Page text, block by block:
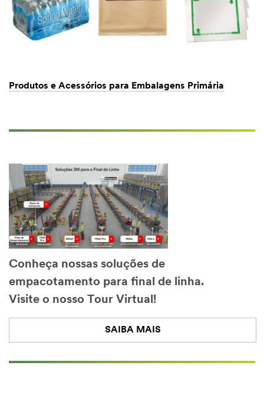
Produtos e Acessórios para Embalagens Primária
Conheça nossas soluções de
empacotamento para final de linha.
Visite o nosso Tour Virtual!
SAIBA MAIS